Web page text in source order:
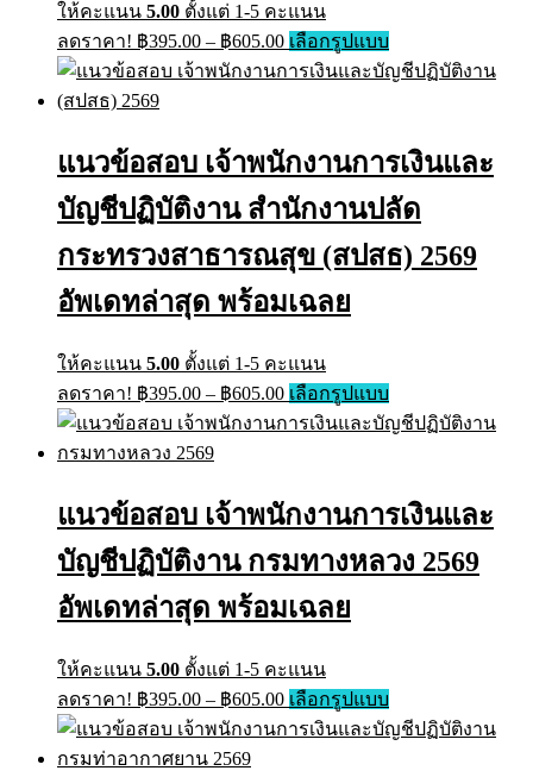
ให้คะแนน 5.00 ตั้งแต่ 1-5 คะแนน
ลดราคา! ฿395.00 – ฿605.00Price
range:
฿395.00
เลือกรูปแบบThis
product
has
options
be
chosen
on
the
แนวข้อสอบ เจ้าพนักงานการเงินและ
บัญชีปฏิบัติงาน สำนักงานปลัด
กระทรวงสาธารณสุข (สปสธ) 2569
อัพเดทล่าสุด พร้อมเฉลย
ให้คะแนน 5.00 ตั้งแต่ 1-5 คะแนน
ลดราคา! ฿395.00 – ฿605.00Price
range:
฿395.00
เลือกรูปแบบThis
product
has
options
be
chosen
แนวข้อสอบ เจ้าพนักงานการเงินและ
บัญชีปฏิบัติงาน กรมทางหลวง 2569
อัพเดทล่าสุด พร้อมเฉลย
ให้คะแนน 5.00 ตั้งแต่ 1-5 คะแนน
ลดราคา! ฿395.00 – ฿605.00Price
range:
฿395.00
เลือกรูปแบบThis
product
has